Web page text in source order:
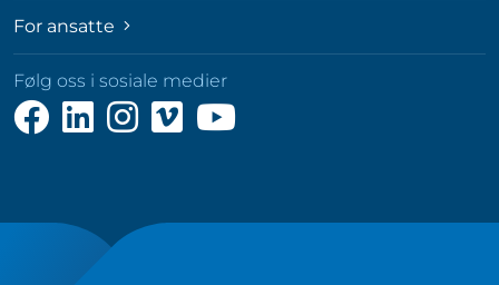
For ansatte
Følg oss i sosiale medier
Følg
oss
Følg
oss
Følg
oss
Følg
oss
Følg
oss